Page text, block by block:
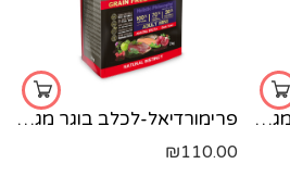
פרימורדיאל-לכלב בוגר מגזע קטן-חזיר בר וכבש-2 קג
פרימורדיאל-לכלב בוגר מגזע קטן-פורל וברווז-2 קג
₪110.00